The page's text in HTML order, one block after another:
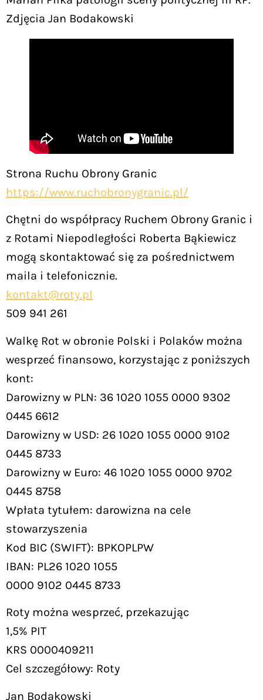
Zdjęcia Jan Bodakowski
Strona Ruchu Obrony Granic
https://www.ruchobronygranic.pl/
Chętni do współpracy Ruchem Obrony Granic i
z Rotami Niepodległości Roberta Bąkiewicz
mogą skontaktować się za pośrednictwem
maila i telefonicznie.
kontakt@roty.pl
509 941 261
Walkę Rot w obronie Polski i Polaków można
wesprzeć finansowo, korzystając z poniższych
kont:
Darowizny w PLN: 36 1020 1055 0000 9302
0445 6612
Darowizny w USD: 26 1020 1055 0000 9102
0445 8733
Darowizny w Euro: 46 1020 1055 0000 9702
0445 8758
Wpłata tytułem: darowizna na cele
stowarzyszenia
Kod BIC (SWIFT): BPKOPLPW
IBAN: PL26 1020 1055
0000 9102 0445 8733
Roty można wesprzeć, przekazując
1,5% PIT
KRS 0000409211
Cel szczegółowy: Roty
Jan Bodakowski